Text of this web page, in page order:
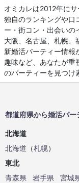
オミカレは2012年に
独自のランキングや口
ー・街コン・出会いの
大阪、名古屋、札幌、
新婚活パーティー情報
趣味など、あなたが重
のパーティーを見つけ
都道府県から婚活パー
北海道
北海道 （札幌）
東北
青森県
岩手県 宮城